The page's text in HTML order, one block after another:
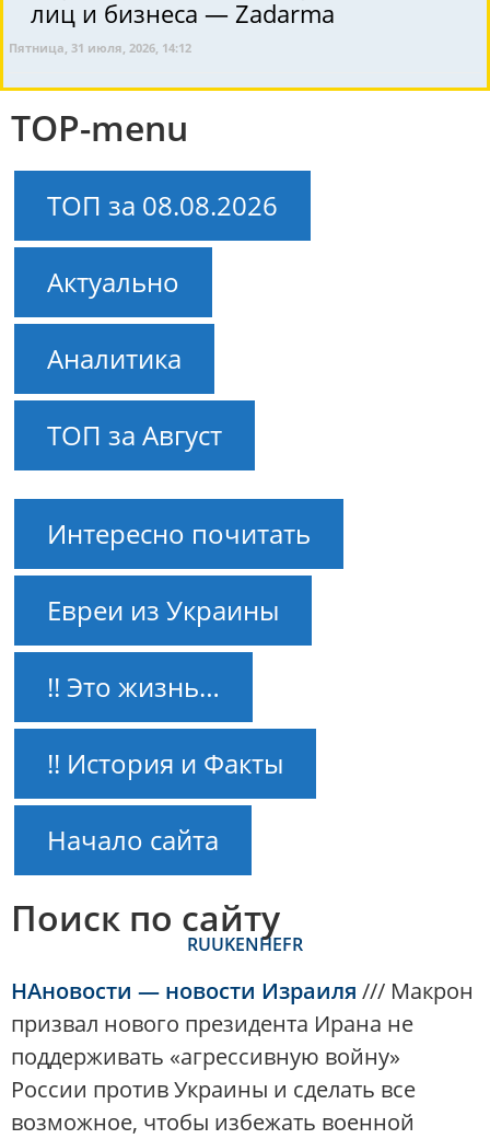
лиц и бизнеса — Zadarma
Пятница, 31 июля, 2026, 14:12
TOP-menu
ТОП за 08.08.2026
Актуально
Аналитика
ТОП за Август
Интересно почитать
Евреи из Украины
!! Это жизнь…
!! История и Факты
Начало сайта
Поиск по сайту
RUUKENHEFR
НАновости — новости Израиля /// Макрон
призвал нового президента Ирана не
поддерживать «агрессивную войну»
России против Украины и сделать все
возможное, чтобы избежать военной